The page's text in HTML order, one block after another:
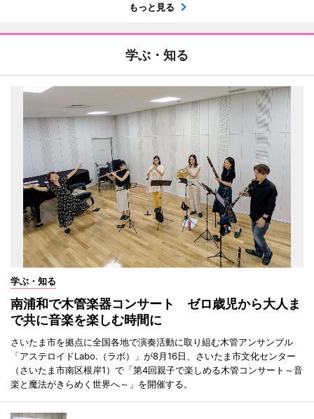
もっと見る
学ぶ・知る
学ぶ・知る
南浦和で木管楽器コンサート ゼロ歳児から大人ま
で共に音楽を楽しむ時間に
さいたま市を拠点に全国各地で演奏活動に取り組む木管アンサンブル
「アステロイドLabo.（ラボ）」が8月16日、さいたま市文化センター
（さいたま市南区根岸1）で「第4回親子で楽しめる木管コンサート～音
楽と魔法がきらめく世界へ～」を開催する。